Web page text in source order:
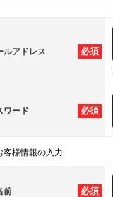
必須
ルアドレス
必須
ワード
客様情報の入力
必須
前